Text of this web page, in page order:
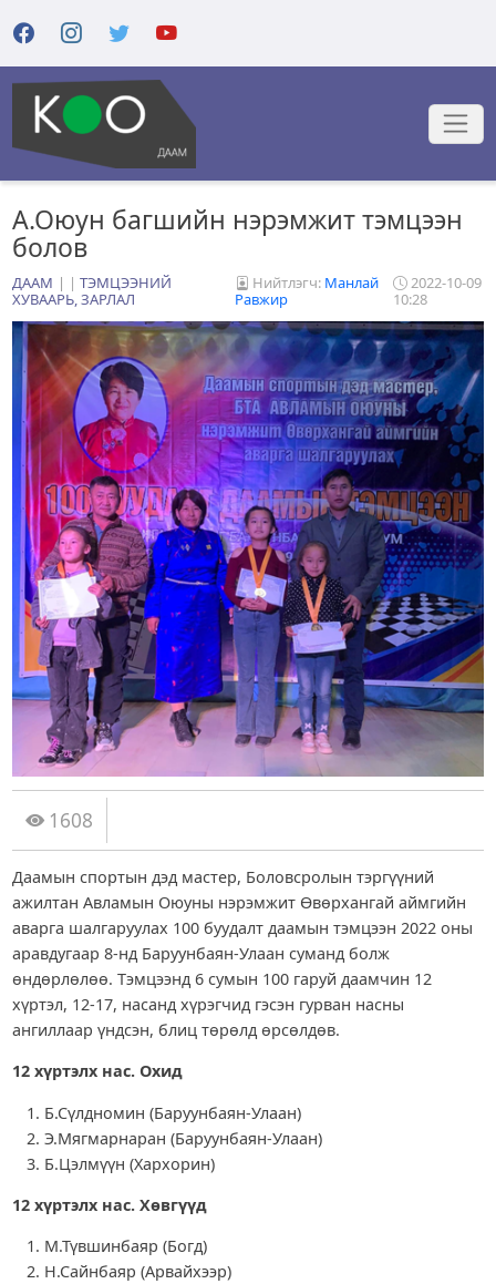
А.Оюун багшийн нэрэмжит тэмцээн
болов
ДААМ | ТЭМЦЭЭНИЙ
ХУВААРЬ, ЗАРЛАЛ
Нийтлэгч: Манлай
Равжир
2022-10-09
10:28
1608
Даамын спортын дэд мастер, Боловсролын тэргүүний
ажилтан Авламын Оюуны нэрэмжит Өвөрхангай аймгийн
аварга шалгаруулах 100 буудалт даамын тэмцээн 2022 оны
аравдугаар 8-нд Баруунбаян-Улаан суманд болж
өндөрлөлөө. Тэмцээнд 6 сумын 100 гаруй даамчин 12
хүртэл, 12-17, насанд хүрэгчид гэсэн гурван насны
ангиллаар үндсэн, блиц төрөлд өрсөлдөв.
12 хүртэлх нас. Охид
Б.Сүлдномин (Баруунбаян-Улаан)
Э.Мягмарнаран (Баруунбаян-Улаан)
Б.Цэлмүүн (Хархорин)
12 хүртэлх нас. Хөвгүүд
М.Түвшинбаяр (Богд)
Н.Сайнбаяр (Арвайхээр)